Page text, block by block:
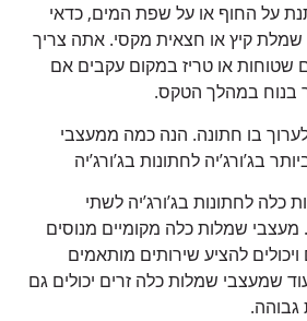
החוף או על שפת המים, כדאי
קיץ או חצאית מקסי. אתה צריך
או טריז במקום עקבים אם
במהלך הטקס.
בו חתונה. הנה כמה ממעצבי
לחתונות בג’ורג’יה
לחתונות בג’ורג’יה לשתי
שמלות כלה מקומיים מנוסים
להציע שירותים מותאמים
שמעצבי שמלות כלה זרים יכולים גם